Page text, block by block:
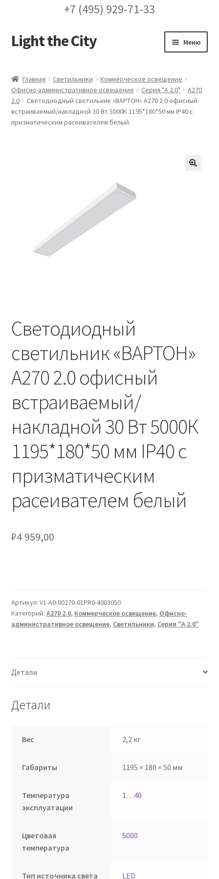
+7 (495) 929-71-33
Перейти
к
Перейти
к
Light the City Меню
FAQ про кронштейны
Бренды
Корзина
Обозначения стандартных установочных мест
кронштейнов «Opora Engineering»
Отправить заявку
Политика конфиденциальности
Сертификаты
Главная Светильники
Коммерческое освещение
Офисно-административное освещение
Серия "A 2.0"
А270
2.0
Светодиодный светильник «ВАРТОН» A270 2.0 офисный
встраиваемый/накладной 30 Вт 5000К 1195*180*50 мм IP40 с
призматическим расеивателем белый
Светодиодный
светильник «ВАРТОН»
A270 2.0 офисный
встраиваемый/
накладной 30 Вт 5000К
1195*180*50 мм IP40 с
призматическим
расеивателем белый
₽4 959,00
Артикул: V1-A0-00270-01PR0-4003050
Категорий: А270 2.0, Коммерческое освещение, Офисно-
административное освещение, Светильники, Серия "A 2.0"
Детали
Детали
Вес 2,2 кг
Габариты 1195 × 180 × 50 мм
Температура
эксплуатации
1…40
Цветовая
температура
5000
Тип источника света LED